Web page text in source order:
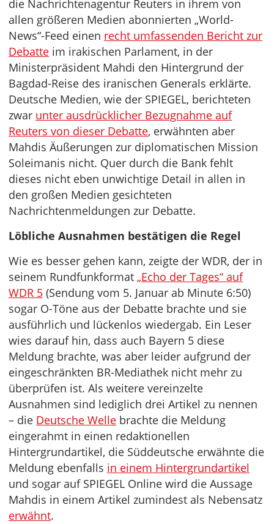
die Nachrichtenagentur Reuters in ihrem von
allen größeren Medien abonnierten „World-
News“-Feed einen recht umfassenden Bericht zur
Debatte im irakischen Parlament, in der
Ministerpräsident Mahdi den Hintergrund der
Bagdad-Reise des iranischen Generals erklärte.
Deutsche Medien, wie der SPIEGEL, berichteten
zwar unter ausdrücklicher Bezugnahme auf
Reuters von dieser Debatte, erwähnten aber
Mahdis Äußerungen zur diplomatischen Mission
Soleimanis nicht. Quer durch die Bank fehlt
dieses nicht eben unwichtige Detail in allen in
den großen Medien gesichteten
Nachrichtenmeldungen zur Debatte.
Löbliche Ausnahmen bestätigen die Regel
Wie es besser gehen kann, zeigte der WDR, der in
seinem Rundfunkformat „Echo der Tages“ auf
WDR 5 (Sendung vom 5. Januar ab Minute 6:50)
sogar O-Töne aus der Debatte brachte und sie
ausführlich und lückenlos wiedergab. Ein Leser
wies darauf hin, dass auch Bayern 5 diese
Meldung brachte, was aber leider aufgrund der
eingeschränkten BR-Mediathek nicht mehr zu
überprüfen ist. Als weitere vereinzelte
Ausnahmen sind lediglich drei Artikel zu nennen
– die Deutsche Welle brachte die Meldung
eingerahmt in einen redaktionellen
Hintergrundartikel, die Süddeutsche erwähnte die
Meldung ebenfalls in einem Hintergrundartikel
und sogar auf SPIEGEL Online wird die Aussage
Mahdis in einem Artikel zumindest als Nebensatz
erwähnt.